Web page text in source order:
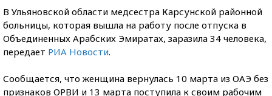
В Ульяновской области медсестра Карсунской районной
больницы, которая вышла на работу после отпуска в
Объединенных Арабских Эмиратах, заразила 34 человека,
передает РИА Новости.
Сообщается, что женщина вернулась 10 марта из ОАЭ без
признаков ОРВИ и 13 марта поступила к своим рабочим